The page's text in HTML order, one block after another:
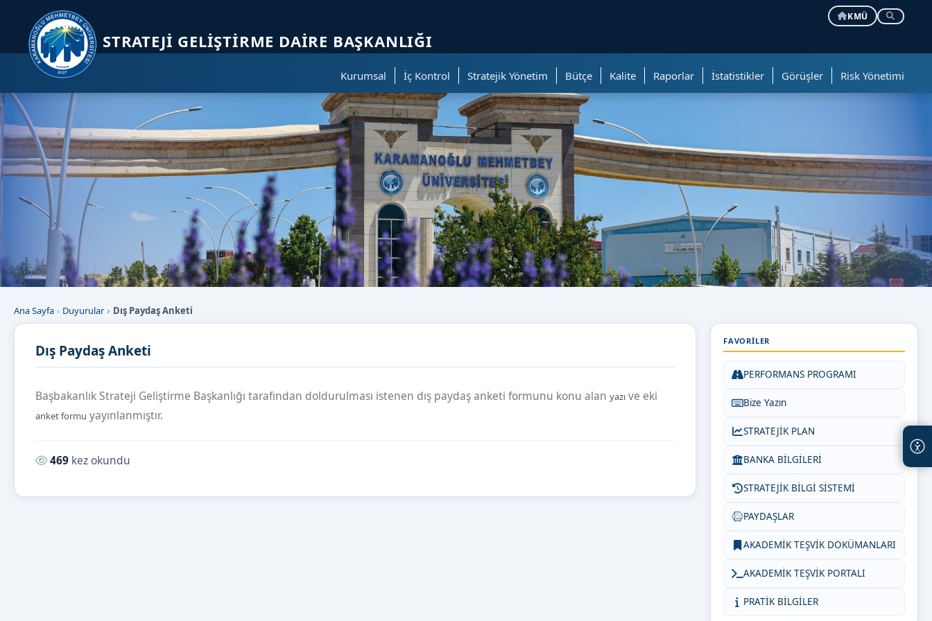
KMÜ
STRATEJI GELIŞTIRME DAIRE BAŞKANLIĞI
Kurumsal İç Kontrol Stratejik Yönetim Bütçe Kalite Raporlar İstatistikler Görüşler Risk Yönetimi
Ana Sayfa Duyurular Dış Paydaş Anketi
Dış Paydaş Anketi
Başbakanlık Strateji Geliştirme Başkanlığı tarafından doldurulması istenen dış paydaş anketi formunu konu alan yazı ve eki
anket formu yayınlanmıştır.
Okunma sayısı:
469 kez okundu
FAVORILER
PERFORMANS PROGRAMI
Bize Yazın
STRATEJİK PLAN
BANKA BİLGİLERİ
STRATEJİK BİLGİ SİSTEMİ
PAYDAŞLAR
AKADEMİK TEŞVİK DOKÜMANLARI
AKADEMİK TEŞVİK PORTALI
PRATİK BİLGİLER